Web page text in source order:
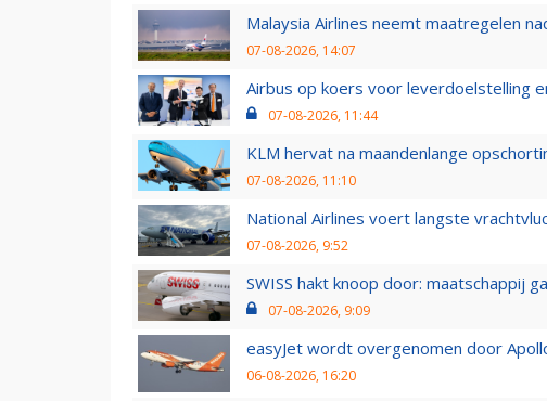
Malaysia Airlines neemt maatregelen
07-08-2026, 14:07
Airbus op koers voor leverdoelstelling
07-08-2026, 11:44
KLM hervat na maandenlange
07-08-2026, 11:10
National Airlines voert langste
07-08-2026, 9:52
SWISS hakt knoop door: maatschappij
07-08-2026, 9:09
easyJet wordt overgenomen door
06-08-2026, 16:20